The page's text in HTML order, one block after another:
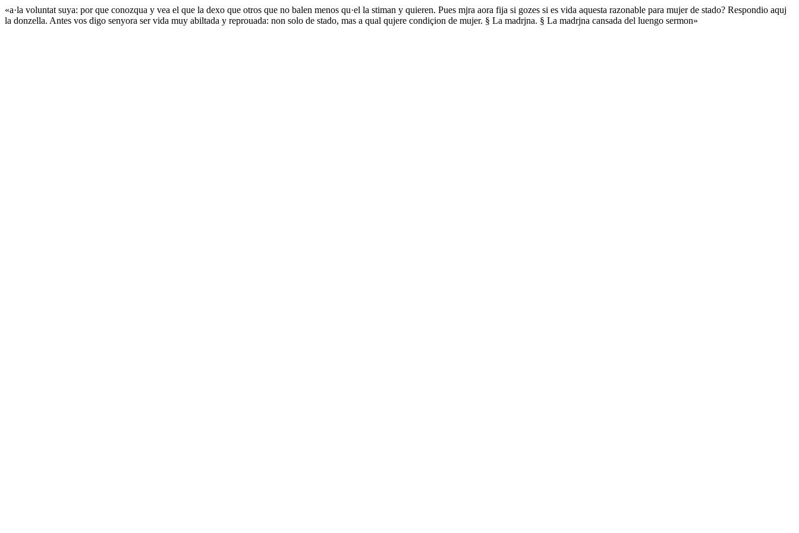
«a·la voluntat suya: por que conozqua y vea el que la dexo que otros que no balen menos qu·el la stiman y quieren. Pues mjra aora fija si gozes si es vida aquesta razonable para mujer de stado? Respondio aquj
la donzella. Antes vos digo senyora ser vida muy abiltada y reprouada: non solo de stado, mas a qual qujere condiçion de mujer. § La madrjna. § La madrjna cansada del luengo sermon»